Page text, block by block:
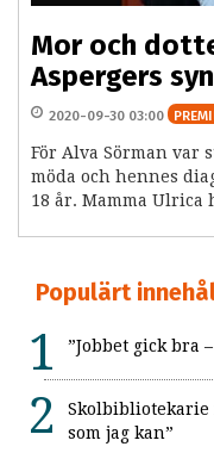
Mor och
Aspergers
2020-09-30 03:00
För Alva Sörman var
möda och hennes
18 år. Mamma Ulrica
Populärt
”Jobbet gick bra
Skolbibliotekarie
som jag kan”